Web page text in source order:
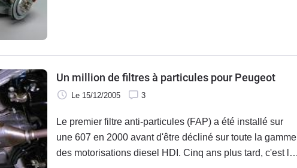
Un million de filtres à particules pour Peugeot
Le 15/12/2005 3
Le premier filtre anti-particules (FAP) a été installé sur
une 607 en 2000 avant d'être décliné sur toute la gamme
des motorisations diesel HDI. Cinq ans plus tard, c'est le